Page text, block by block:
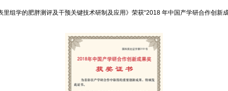
里组学的肥胖测评及干预关键技术研制及应用》荣获“2018 年中国产学研合作创新